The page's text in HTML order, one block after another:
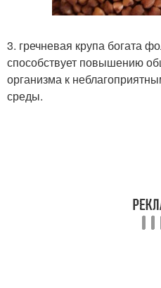
3. гречневая крупа богата
способствует повышению
организма к
среды.